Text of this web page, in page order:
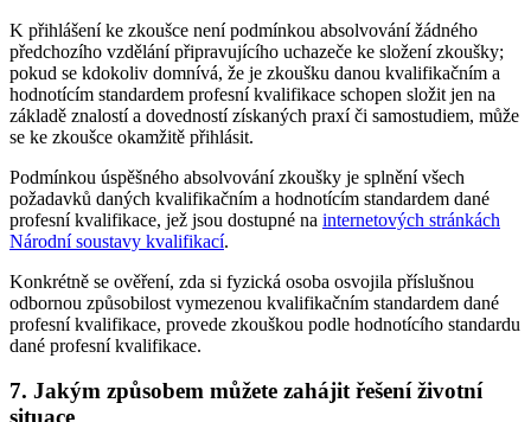
K přihlášení ke zkoušce není podmínkou absolvování žádného
předchozího vzdělání připravujícího uchazeče ke složení zkoušky;
pokud se kdokoliv domnívá, že je zkoušku danou kvalifikačním a
hodnotícím standardem profesní kvalifikace schopen složit jen na
základě znalostí a dovedností získaných praxí či samostudiem, může
se ke zkoušce okamžitě přihlásit.
Podmínkou úspěšného absolvování zkoušky je splnění všech
požadavků daných kvalifikačním a hodnotícím standardem dané
profesní kvalifikace, jež jsou dostupné na internetových stránkách
Národní soustavy kvalifikací.
Konkrétně se ověření, zda si fyzická osoba osvojila příslušnou
odbornou způsobilost vymezenou kvalifikačním standardem dané
profesní kvalifikace, provede zkouškou podle hodnotícího standardu
dané profesní kvalifikace.
7. Jakým způsobem můžete zahájit řešení životní